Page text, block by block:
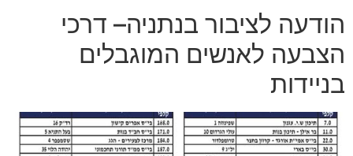
הודעה לציבור בנתניה– דרכי
הצבעה לאנשים המוגבלים
בניידות